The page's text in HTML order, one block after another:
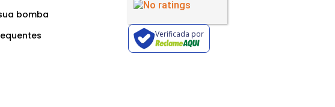
bomba
Verificada por